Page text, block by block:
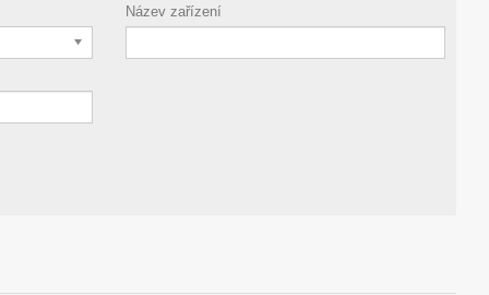
Název zařízení